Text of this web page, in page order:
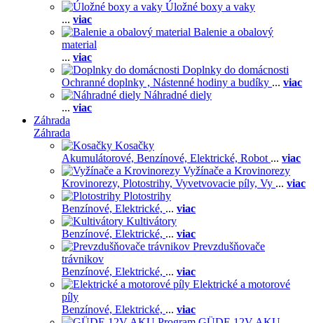
Úložné boxy a vaky
... viac
Balenie a obalový
material
... viac
Doplnky do domácnosti
Ochranné doplnky , Nástenné hodiny a budíky ... viac
Náhradné diely
... viac
Záhrada
Záhrada
Kosačky
Akumulátorové, Benzínové, Elektrické, Robot ... viac
Vyžínače a Krovinorezy
Krovinorezy, Plotostrihy, Vyvetvovacie píly, Vy ... viac
Plotostrihy
Benzínové, Elektrické, ... viac
Kultivátory
Benzínové, Elektrické, ... viac
Prevzdušňovače
trávnikov
Benzínové, Elektrické, ... viac
Elektrické a motorové
píly
Benzínové, Elektrické, ... viac